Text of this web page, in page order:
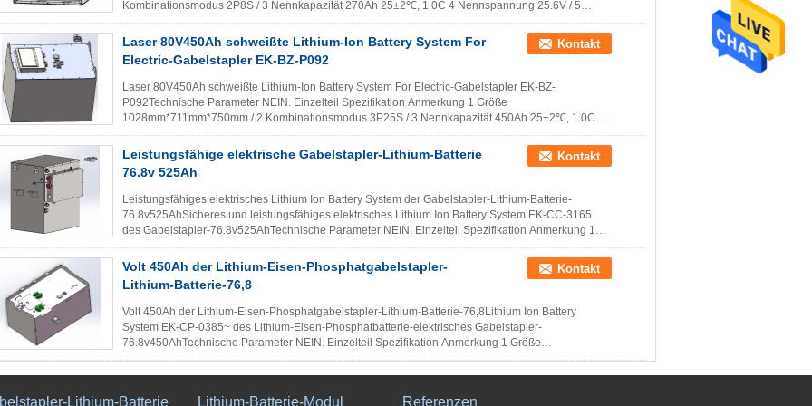
Kombinationsmodus 2P8S / 3 Nennkapazität 270Ah 25±2℃, 1.0C 4 Nennspannung 25.6V / 5
Hoher Widerstand ≧50MΩ (DC500V) 25±2℃ 6 Gewicht ...
Lesen Sie weiter
Laser 80V450Ah schweißte Lithium-Ion Battery System For
Electric-Gabelstapler EK-BZ-P092
Kontakt
Laser 80V450Ah schweißte Lithium-Ion Battery System For Electric-Gabelstapler EK-BZ-
P092Technische Parameter NEIN. Einzelteil Spezifikation Anmerkung 1 Größe
1028mm*711mm*750mm / 2 Kombinationsmodus 3P25S / 3 Nennkapazität 450Ah 25±2℃, 1.0C 4
Nennspannung 80V / 5 Hoher Widerstand ≧50MΩ (DC500V) 25±2...
Lesen Sie weiter
Leistungsfähige elektrische Gabelstapler-Lithium-Batterie
76.8v 525Ah
Kontakt
Leistungsfähiges elektrisches Lithium Ion Battery System der Gabelstapler-Lithium-Batterie-
76.8v525AhSicheres und leistungsfähiges elektrisches Lithium Ion Battery System EK-CC-3165
des Gabelstapler-76.8v525AhTechnische Parameter NEIN. Einzelteil Spezifikation Anmerkung 1
Größe 600mm*460mm*735mm / 2 ...
Lesen Sie weiter
Volt 450Ah der Lithium-Eisen-Phosphatgabelstapler-
Lithium-Batterie-76,8
Kontakt
Volt 450Ah der Lithium-Eisen-Phosphatgabelstapler-Lithium-Batterie-76,8Lithium Ion Battery
System EK-CP-0385~ des Lithium-Eisen-Phosphatbatterie-elektrisches Gabelstapler-
76.8v450AhTechnische Parameter NEIN. Einzelteil Spezifikation Anmerkung 1 Größe
1110mm*652mm*780mm / 2 Kombinationsmodus 3P24S / ...
Lesen Sie weiter
Lithium-Batterie Lithium-Batterie-Modul Referenzen